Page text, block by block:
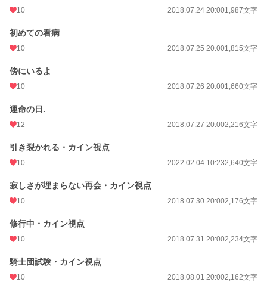
10 2018.07.24 20:001,987文字
初めての看病
10 2018.07.25 20:001,815文字
傍にいるよ
10 2018.07.26 20:001,660文字
運命の日.
12 2018.07.27 20:002,216文字
引き裂かれる・カイン視点
10 2022.02.04 10:232,640文字
寂しさが埋まらない再会・カイン視点
10 2018.07.30 20:002,176文字
修行中・カイン視点
10 2018.07.31 20:002,234文字
騎士団試験・カイン視点
10 2018.08.01 20:002,162文字